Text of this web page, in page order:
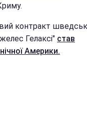
контракт
Гелаксі" став
Америки.